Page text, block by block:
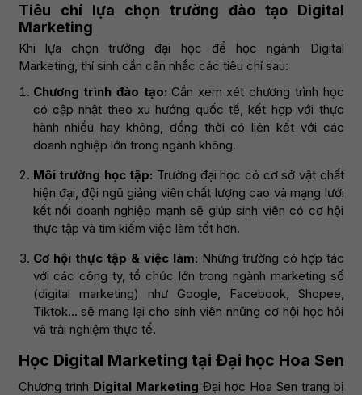
Tiêu chí lựa chọn trường đào tạo Digital
Marketing
Khi lựa chọn trường đại học để học ngành Digital
Marketing, thí sinh cần cân nhắc các tiêu chí sau:
Chương trình đào tạo: Cần xem xét chương trình học
có cập nhật theo xu hướng quốc tế, kết hợp với thực
hành nhiều hay không, đồng thời có liên kết với các
doanh nghiệp lớn trong ngành không.
Môi trường học tập: Trường đại học có cơ sở vật chất
hiện đại, đội ngũ giảng viên chất lượng cao và mạng lưới
kết nối doanh nghiệp mạnh sẽ giúp sinh viên có cơ hội
thực tập và tìm kiếm việc làm tốt hơn.
Cơ hội thực tập & việc làm: Những trường có hợp tác
với các công ty, tổ chức lớn trong ngành marketing số
(digital marketing) như Google, Facebook, Shopee,
Tiktok… sẽ mang lại cho sinh viên những cơ hội học hỏi
và trải nghiệm thực tế.
Học Digital Marketing tại Đại học Hoa Sen
Chương trình Digital Marketing Đại học Hoa Sen trang bị